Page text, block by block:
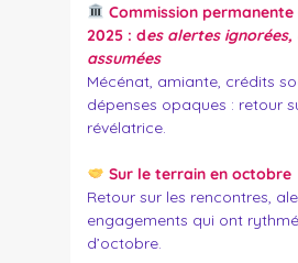
Commission
2025 : des alertes
assumées
Mécénat, amiante, crédits
dépenses opaques : retour
révélatrice.
Sur le terrain en octobre
Retour sur les rencontres,
engagements qui ont
d’octobre.